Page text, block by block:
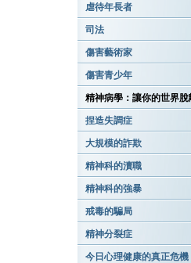
虐待年長者
司法
傷害藝術家
傷害青少年
精神病學：讓你的世界
捏造失調症
大規模的詐欺
精神科的瀆職
精神科的強暴
戒毒的騙局
精神分裂症
今日心理健康的真正危機